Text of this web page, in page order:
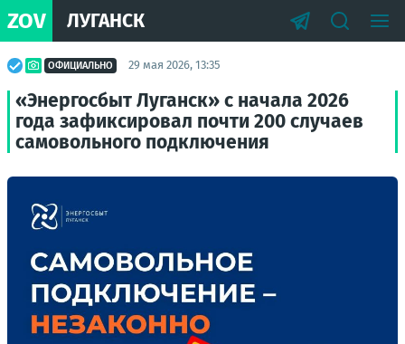
ZOV ЛУГАНСК
ОФИЦИАЛЬНО 29 мая 2026, 13:35
«Энергосбыт Луганск» с начала 2026
года зафиксировал почти 200 случаев
самовольного подключения